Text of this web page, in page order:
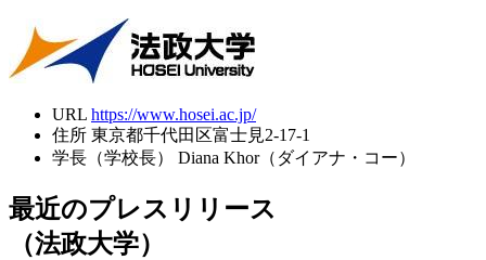
URL https://www.hosei.ac.jp/
住所 東京都千代田区富士見2-17-1
学長（学校長）
Diana Khor（ダイアナ・コー）
最近のプレスリリース
（法政大学）